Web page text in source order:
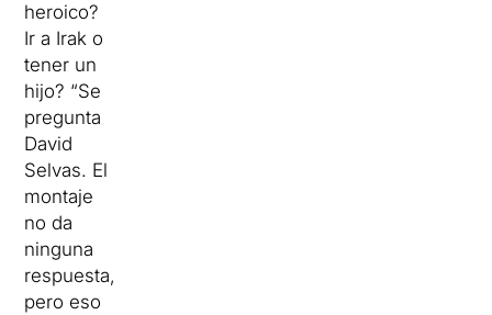
heroico?
Ir a Irak o
tener un
hijo? “Se
pregunta
David
Selvas. El
montaje
no da
ninguna
respuesta,
pero eso